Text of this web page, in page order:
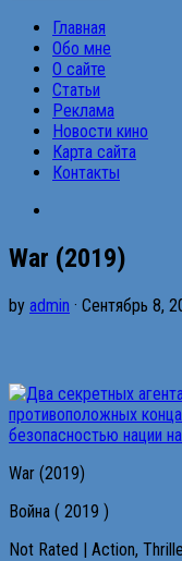
Главная
Обо мне
О сайте
Статьи
Реклама
Новости кино
Карта сайта
Контакты
War (2019)
by admin · Сентябрь 8,
War (2019)
Война ( 2019 )
Not Rated | Action,